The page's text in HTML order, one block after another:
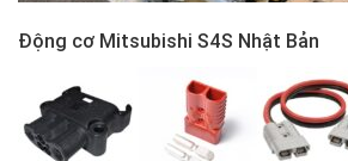
Động cơ Mitsubishi S4S Nhật Bản